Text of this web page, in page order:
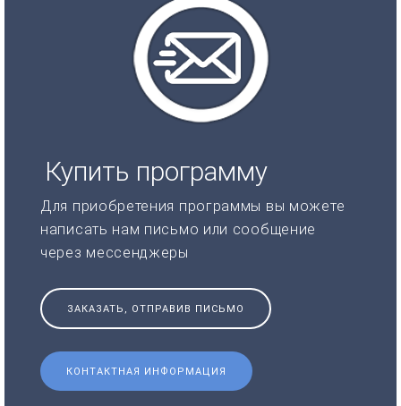
Купить программу
Для приобретения программы вы можете
написать нам письмо или сообщение
через мессенджеры
ЗАКАЗАТЬ, ОТПРАВИВ ПИСЬМО
КОНТАКТНАЯ ИНФОРМАЦИЯ